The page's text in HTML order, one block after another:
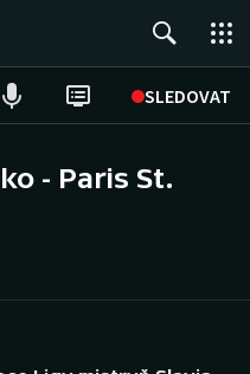
SLEDOVAT
- Paris St.